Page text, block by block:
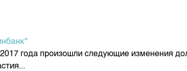
KG
года произошли следующие изменения